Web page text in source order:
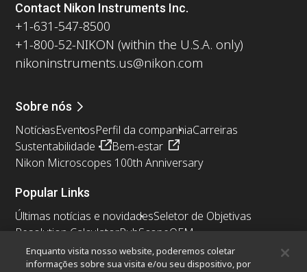
Contact Nikon Instruments Inc.
+1-631-547-8500
+1-800-52-NIKON (within the U.S.A. only)
nikoninstruments.us@nikon.com
Sobre nós
NotíciasEventosPerfil da companhiaCarreiras
Sustentabilidade
Bem-estar
Nikon Microscopes 100th Anniversary
Popular Links
Últimas notícias e novidadesSeletor de Objetivas
Resolution CalculatorPubScopeOEM
Nikon Small World
MicroscopyU
Enquanto visita nosso website, poderemos coletar
informações sobre sua visita e/ou seu dispositivo, por